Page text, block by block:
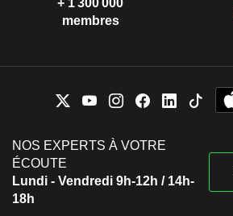
+ 1 300 000
membres
NOS EXPERTS À VOTRE
ÉCOUTE
Lundi - Vendredi 9h-12h / 14h-
18h